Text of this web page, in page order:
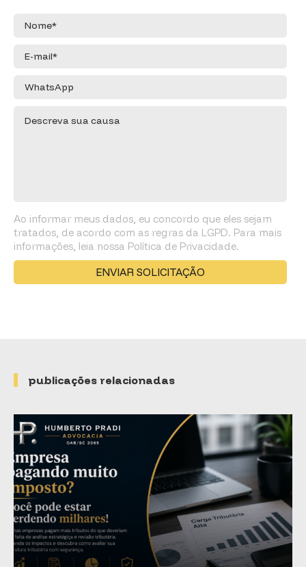
Ao informar meus dados, eu concordo que eles sejam
tratados, de acordo com as regras da LGPD. Para mais
informações, leia nossa Política de Privacidade.
publicações relacionadas